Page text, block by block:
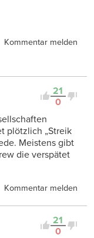
Kommentar melden
21
0
plötzlich „Streik
Meistens gibt
die verspätet
Kommentar melden
21
0